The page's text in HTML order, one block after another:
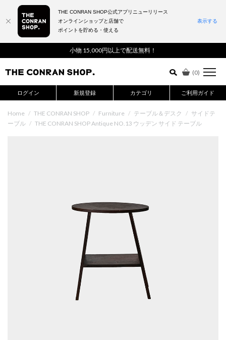
小物 15,000円以上で配送無料！
(0)
ログイン 新規登録 カテゴリ ご利用ガイド
詳細検索はこちら
Home / THE CONRAN SHOP / Furniture / テーブル＆デスク / サイドテ
ーブル / THE CONRAN SHOP Antique NO.13 ウッデン サイド テーブル
THE CONRAN SHOP公式アプリニューリリース
オンラインショップと店舗で
ポイントを貯める・使える
表示する